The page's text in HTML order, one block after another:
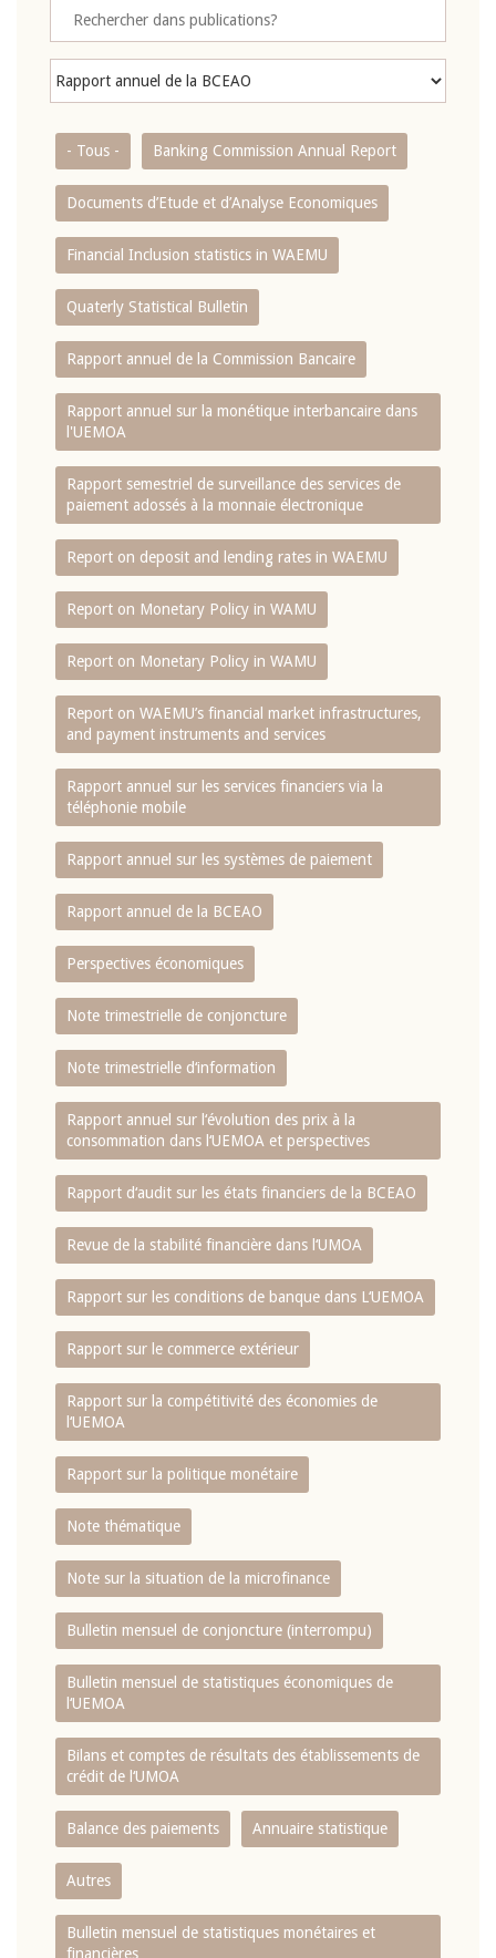
- Tous - Banking Commission Annual Report
Documents d’Etude et d’Analyse Economiques
Financial Inclusion statistics in WAEMU
Quaterly Statistical Bulletin
Rapport annuel de la Commission Bancaire
Rapport annuel sur la monétique interbancaire dans
l'UEMOA
Rapport semestriel de surveillance des services de
paiement adossés à la monnaie électronique
Report on deposit and lending rates in WAEMU
Report on Monetary Policy in WAMU
Report on Monetary Policy in WAMU
Report on WAEMU’s financial market infrastructures,
and payment instruments and services
Rapport annuel sur les services financiers via la
téléphonie mobile
Rapport annuel sur les systèmes de paiement
Rapport annuel de la BCEAO
Perspectives économiques
Note trimestrielle de conjoncture
Note trimestrielle d‘information
Rapport annuel sur l‘évolution des prix à la
consommation dans l‘UEMOA et perspectives
Rapport d‘audit sur les états financiers de la BCEAO
Revue de la stabilité financière dans l‘UMOA
Rapport sur les conditions de banque dans L‘UEMOA
Rapport sur le commerce extérieur
Rapport sur la compétitivité des économies de
l‘UEMOA
Rapport sur la politique monétaire
Note thématique
Note sur la situation de la microfinance
Bulletin mensuel de conjoncture (interrompu)
Bulletin mensuel de statistiques économiques de
l‘UEMOA
Bilans et comptes de résultats des établissements de
crédit de l‘UMOA
Balance des paiements Annuaire statistique
Autres
Bulletin mensuel de statistiques monétaires et
financières